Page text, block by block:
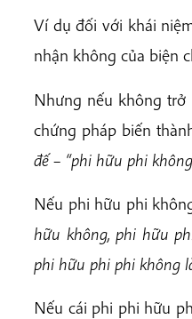
Ví dụ đối với khái
nhận không của biện
Nhưng nếu không
chứng pháp biến
đế – “phi hữu phi
Nếu phi hữu phi
hữu không, phi hữu
phi hữu phi phi không
Nếu cái phi phi hữu